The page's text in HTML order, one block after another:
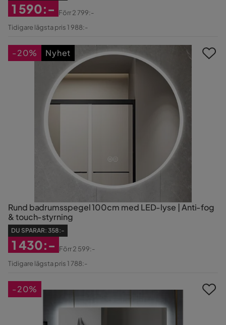
Rabatterat
1 590:-
Original
Förr2 799:-
Tidigare lägsta pris 1 988:-
Rund badrumsspegel 100cm med LED-lyse | Anti-fog
& touch-styrning
DU SPARAR: 358:-
Rabatterat
1 430:-
Original
Förr2 599:-
Tidigare lägsta pris 1 788:-
-20% Nyhet
-20%